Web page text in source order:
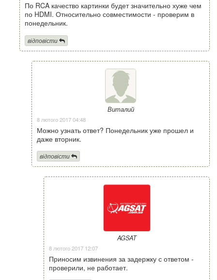
По RCA качество картинки будет значительно хуже чем
по HDMI. Относительно совместимости - проверим в
понедельник.
відповісти
Виталий
8 лютого 2017 04:48
Можно узнать ответ? Понедельник уже прошел и
даже вторник.
відповісти
AGSAT
8 лютого 2017 12:07
Приносим извинения за задержку с ответом -
проверили, не работает.